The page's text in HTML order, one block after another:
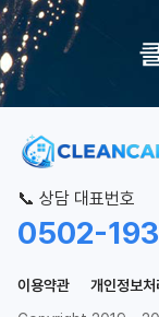
📞 상담 대표번호
0502-
이용약관
개인정보처